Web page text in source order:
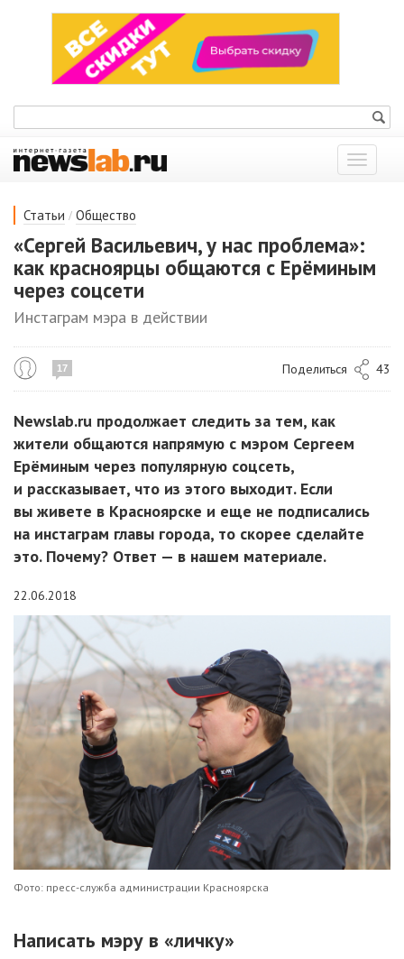
Показать
меню
Статьи / Общество
«Сергей Васильевич, у нас проблема»:
как красноярцы общаются с Ерёминым
через соцсети
Инстаграм мэра в действии
17 Поделиться 43
Newslab.ru продолжает следить за тем, как
жители общаются напрямую с мэром Сергеем
Ерёминым через популярную соцсеть,
и рассказывает, что из этого выходит. Если
вы живете в Красноярске и еще не подписались
на инстаграм главы города, то скорее сделайте
это. Почему? Ответ — в нашем материале.
22.06.2018
Фото: пресс-служба администрации Красноярска
Написать мэру в «личку»